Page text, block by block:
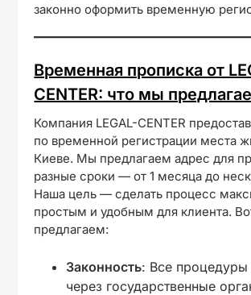
законно оформить временную
Временная прописка от
CENTER: что мы
Компания LEGAL-CENTER
по временной регистрации места
Киеве. Мы предлагаем адрес для
разные сроки — от 1 месяца до
Наша цель — сделать процесс
простым и удобным для клиента.
предлагаем:
Законность: Все процедуры
через государственные